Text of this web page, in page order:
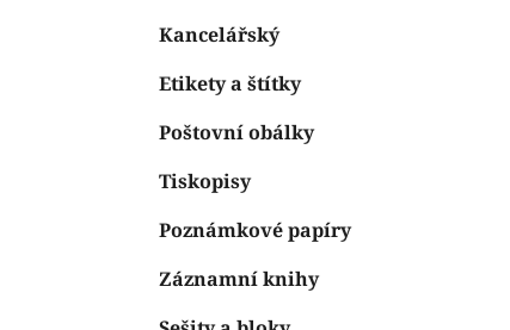
Kancelářský
Etikety a štítky
Poštovní obálky
Tiskopisy
Poznámkové papíry
Záznamní knihy